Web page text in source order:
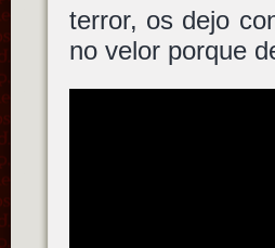
terror, os dejo
no velor porque